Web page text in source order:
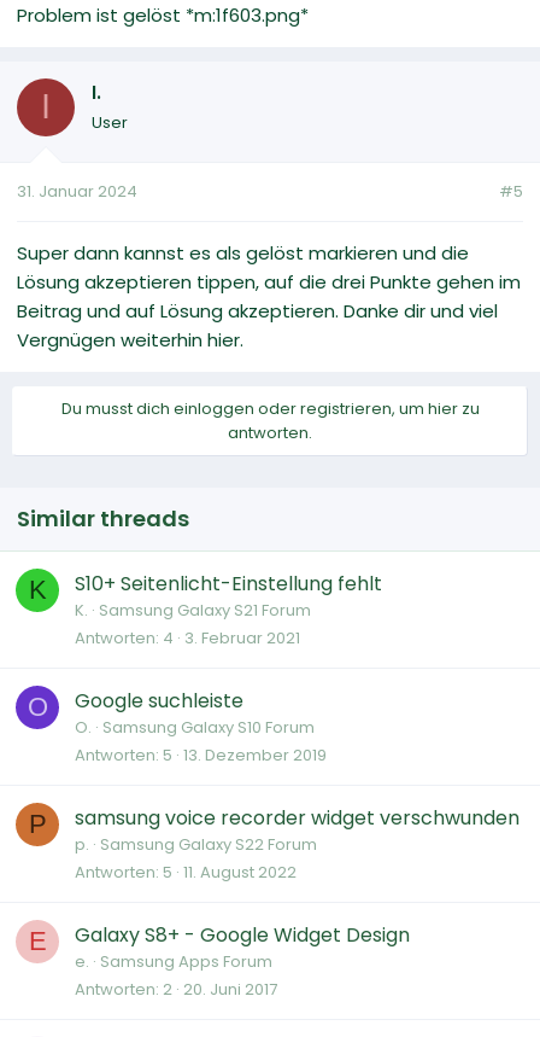
Problem ist gelöst *m:1f603.png*
I I.
User
31. Januar 2024 #5
Super dann kannst es als gelöst markieren und die
Lösung akzeptieren tippen, auf die drei Punkte gehen im
Beitrag und auf Lösung akzeptieren. Danke dir und viel
Vergnügen weiterhin hier.
Du musst dich einloggen oder registrieren, um hier zu
antworten.
Similar threads
K S10+ Seitenlicht-Einstellung fehlt
K. Samsung Galaxy S21 Forum
Antworten 4 3. Februar 2021
O Google suchleiste
O. Samsung Galaxy S10 Forum
Antworten 5 13. Dezember 2019
P samsung voice recorder widget verschwunden
p. Samsung Galaxy S22 Forum
Antworten 5 11. August 2022
E Galaxy S8+ - Google Widget Design
e. Samsung Apps Forum
Antworten 2 20. Juni 2017